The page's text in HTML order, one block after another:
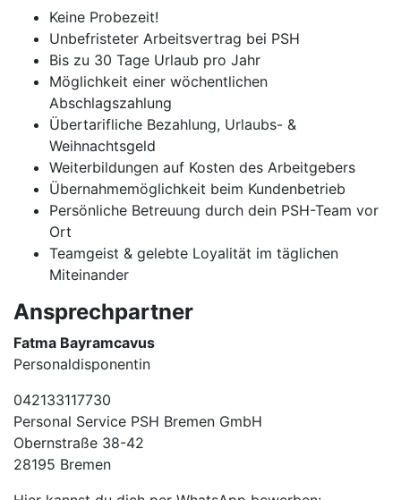
Keine Probezeit!
Unbefristeter Arbeitsvertrag bei PSH
Bis zu 30 Tage Urlaub pro Jahr
Möglichkeit einer wöchentlichen
Abschlagszahlung
Übertarifliche Bezahlung, Urlaubs- &
Weihnachtsgeld
Weiterbildungen auf Kosten des Arbeitgebers
Übernahmemöglichkeit beim Kundenbetrieb
Persönliche Betreuung durch dein PSH-Team vor
Ort
Teamgeist & gelebte Loyalität im täglichen
Miteinander
Ansprechpartner
Fatma Bayramcavus
Personaldisponentin
042133117730
Personal Service PSH Bremen GmbH
Obernstraße 38-42
28195 Bremen